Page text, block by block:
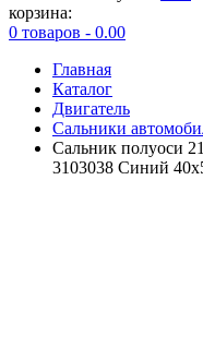
корзина:
0 товаров - 0.00
Главная
Каталог
Двигатель
Сальники
Сальник полуоси
3103038 Синий